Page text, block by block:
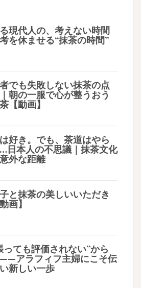
現代人の、考えない時間
考を休ませる“抹茶の時間”
でも失敗しない抹茶の点
朝の一服で心が整うおう
【動画】
好き。でも、茶道はやら
日本人の不思議｜抹茶文化
外な距離
と抹茶の美しいいただき
画】
っても評価されない”から
アラフィフ主婦にこそ伝
新しい一歩